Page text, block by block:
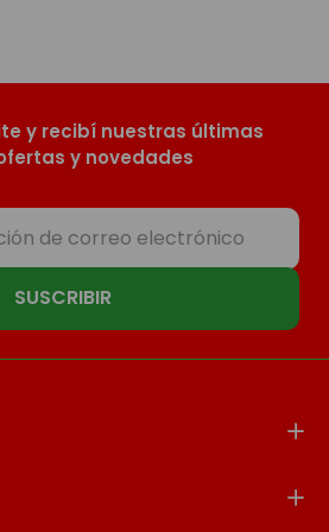
y recibí nuestras últimas
y novedades
SUSCRIBIR